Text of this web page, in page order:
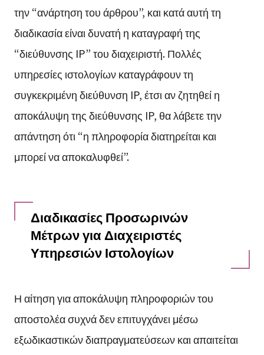
την “ανάρτηση του άρθρου”, και κατά αυτή τη
διαδικασία είναι δυνατή η καταγραφή της
“διεύθυνσης IP” του διαχειριστή. Πολλές
υπηρεσίες ιστολογίων καταγράφουν τη
συγκεκριμένη διεύθυνση IP, έτσι αν ζητηθεί η
αποκάλυψη της διεύθυνσης IP, θα λάβετε την
απάντηση ότι “η πληροφορία διατηρείται και
μπορεί να αποκαλυφθεί”.
Διαδικασίες Προσωρινών
Μέτρων για Διαχειριστές
Υπηρεσιών Ιστολογίων
Η αίτηση για αποκάλυψη πληροφοριών του
αποστολέα συχνά δεν επιτυγχάνει μέσω
εξωδικαστικών διαπραγματεύσεων και απαιτείται